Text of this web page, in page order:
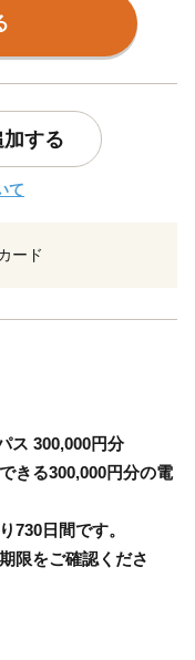
する
て
ード
ス 300,000円分
きる300,000円分の電
730日間です。
限をご確認くださ